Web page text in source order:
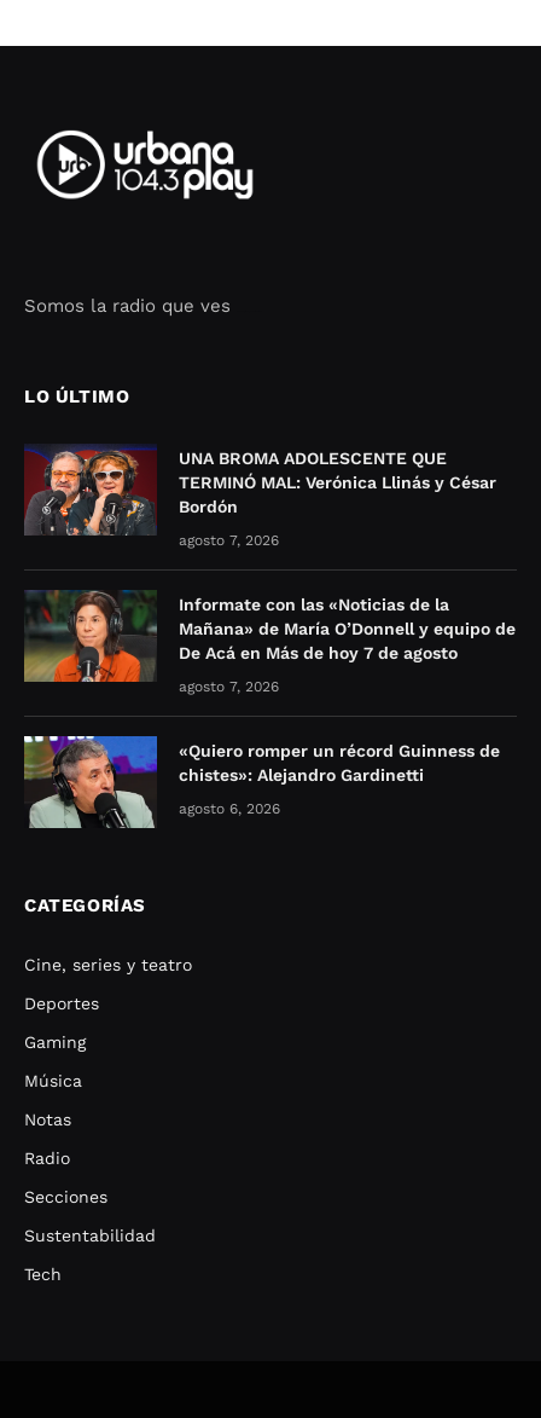
Somos la radio que ves
LO ÚLTIMO
UNA BROMA ADOLESCENTE QUE
TERMINÓ MAL: Verónica Llinás y César
Bordón
agosto 7, 2026
Informate con las «Noticias de la
Mañana» de María O’Donnell y equipo de
De Acá en Más de hoy 7 de agosto
agosto 7, 2026
«Quiero romper un récord Guinness de
chistes»: Alejandro Gardinetti
agosto 6, 2026
CATEGORÍAS
Cine, series y teatro
Deportes
Gaming
Música
Notas
Radio
Secciones
Sustentabilidad
Tech